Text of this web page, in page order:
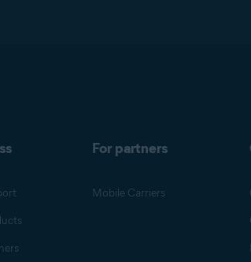
For partners
Mobile Carriers